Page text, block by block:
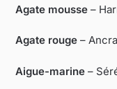
Agate mousse –
Agate rouge –
Aigue-marine –